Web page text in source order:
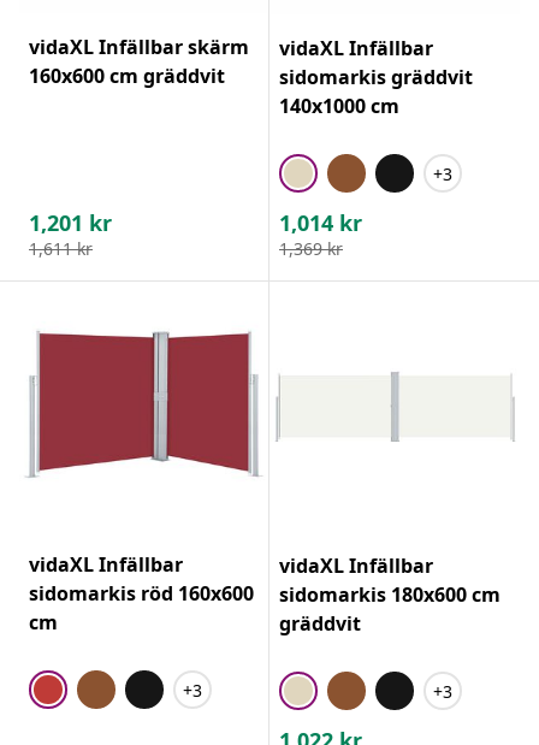
vidaXL Infällbar skärm
160x600 cm gräddvit
1,201 kr
1,611 kr
vidaXL Infällbar
sidomarkis gräddvit
140x1000 cm
+3
1,014 kr
1,369 kr
vidaXL Infällbar
sidomarkis röd 160x600
cm
+3
vidaXL Infällbar
sidomarkis 180x600 cm
gräddvit
+3